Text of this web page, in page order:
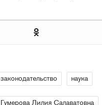
законодательство наука
Гумерова Лилия Салаватовна